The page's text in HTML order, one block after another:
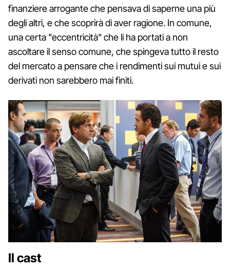
finanziere arrogante che pensava di saperne una più
degli altri, e che scoprirà di aver ragione. In comune,
una certa "eccentricità" che li ha portati a non
ascoltare il senso comune, che spingeva tutto il resto
del mercato a pensare che i rendimenti sui mutui e sui
derivati non sarebbero mai finiti.
Il cast